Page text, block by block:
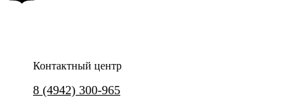
Контактный центр
8 (4942) 300-965